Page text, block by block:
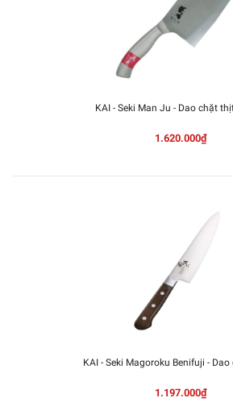
1.620.000₫
KAI - Seki Magoroku Benifuji -
1.197.000₫